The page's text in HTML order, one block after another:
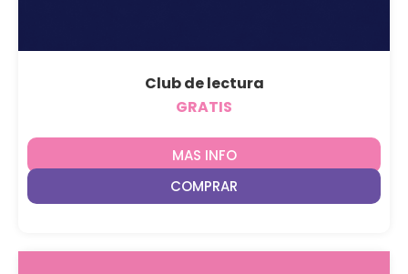
Club de lectura
GRATIS
MAS INFO
COMPRAR